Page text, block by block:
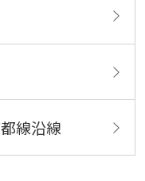
線沿線